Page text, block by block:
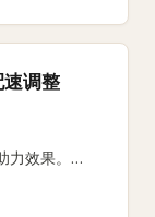
调整
效果。